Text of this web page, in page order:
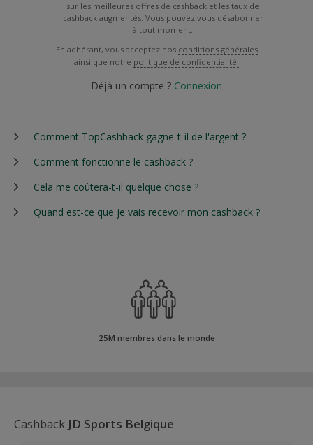
sur les meilleures offres de cashback et les taux de
cashback augmentés. Vous pouvez vous désabonner
à tout moment.
En adhérant, vous acceptez nos conditions générales
ainsi que notre politique de confidentialité.
Déjà un compte ? Connexion
Comment TopCashback gagne-t-il de l'argent ?
Comment fonctionne le cashback ?
Cela me coûtera-t-il quelque chose ?
Quand est-ce que je vais recevoir mon cashback ?
25M membres dans le monde
Cashback JD Sports Belgique